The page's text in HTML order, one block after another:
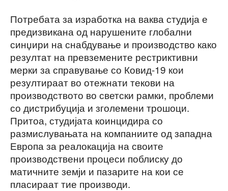
Потребата за изработка на ваква студија е
предизвикана од нарушените глобални
синџири на снабдување и производство како
резултат на превземените рестриктивни
мерки за справување со Ковид-19 кои
резултираат во отежнати текови на
производството во светски рамки, проблеми
со дистрибуција и зголемени трошоци.
Притоа, студијата коинцидира со
размислувањата на компаниите од западна
Европа за реалокација на своите
производствени процеси поблиску до
матичните земји и пазарите на кои се
пласираат тие производи.